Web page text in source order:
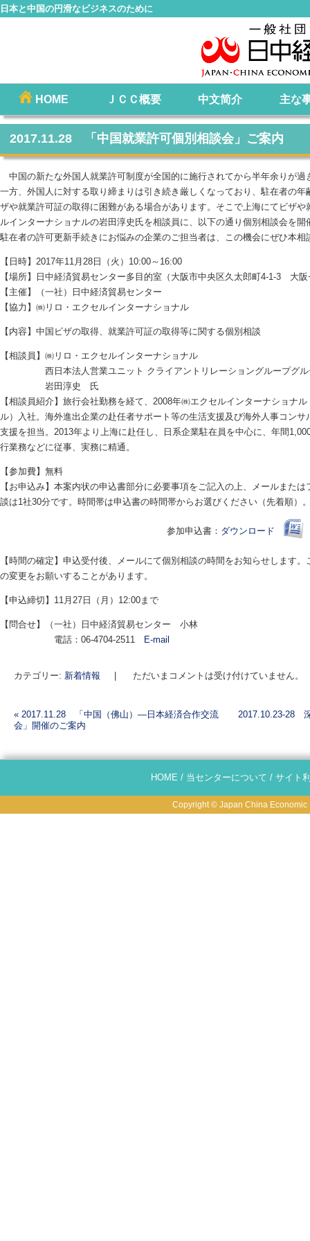
日本と中国の円滑なビジネスのために
メインメニュー
へ
移
動
HOME ＪＣＣ概要 中文简介 主な
2017.11.28 「中国就業許可個別相談会」ご案内
中国の新たな外国人就業許可制度が全国的に施行されてから半年余りが過
一方、外国人に対する取り締まりは引き続き厳しくなっており、駐在者の
ザや就業許可証の取得に困難がある場合があります。そこで上海にてビザ
ルインターナショナルの岩田淳史氏を相談員に、以下の通り個別相談会を
駐在者の許可更新手続きにお悩みの企業のご担当者は、この機会にぜひ本相
【日時】2017年11月28日（火）10:00～16:00
【場所】日中経済貿易センター多目的室（大阪市中央区久太郎町4-1-3 大
【主催】（一社）日中経済貿易センター
【協力】㈱リロ・エクセルインターナショナル
【内容】中国ビザの取得、就業許可証の取得等に関する個別相談
【相談員】㈱リロ・エクセルインターナショナル
西日本法人営業ユニット クライアントリレーショングループグル
岩田淳史 氏
【相談員紹介】旅行会社勤務を経て、2008年㈱エクセルインターナショナ
ル）入社。海外進出企業の赴任者サポート等の生活支援及び海外人事コン
支援を担当。2013年より上海に赴任し、日系企業駐在員を中心に、年間
行業務などに従事、実務に精通。
【参加費】無料
【お申込み】本案内状の申込書部分に必要事項をご記入の上、メールまた
談は1社30分です。時間帯は申込書の時間帯からお選びください（先着順）
参加申込書： ダウンロード
【時間の確定】申込受付後、メールにて個別相談の時間をお知らせします
の変更をお願いすることがあります。
【申込締切】11月27日（月）12:00まで
【問合せ】（一社）日中経済貿易センター 小林
電話：06-4704-2511 E-mail
カテゴリー: 新着情報 | ただいまコメントは受け付けていません。
投稿ナビゲーション
« 2017.11.28 「中国（佛山）―日本経済合作交流
会」開催のご案内
2017.10.23-28
HOME / 当センターについて / サイト
Copyright © Japan China